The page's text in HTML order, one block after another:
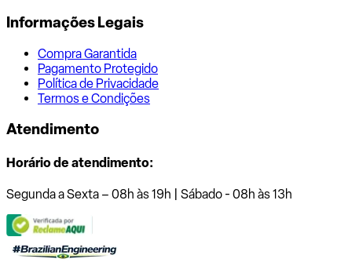
Informações Legais
Compra Garantida
Pagamento Protegido
Política de Privacidade
Termos e Condições
Atendimento
Horário de atendimento:
Segunda a Sexta – 08h às 19h | Sábado - 08h às 13h